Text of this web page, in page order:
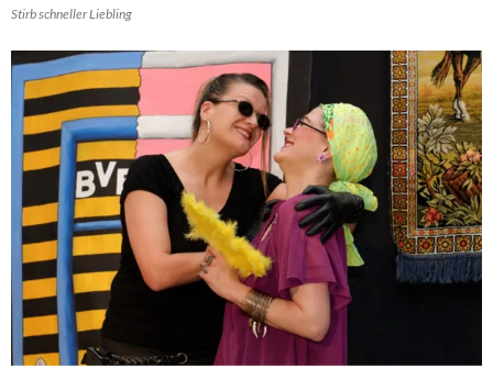
Stirb schneller Liebling